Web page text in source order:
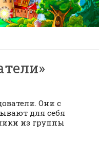
Они с
для себя
из группы